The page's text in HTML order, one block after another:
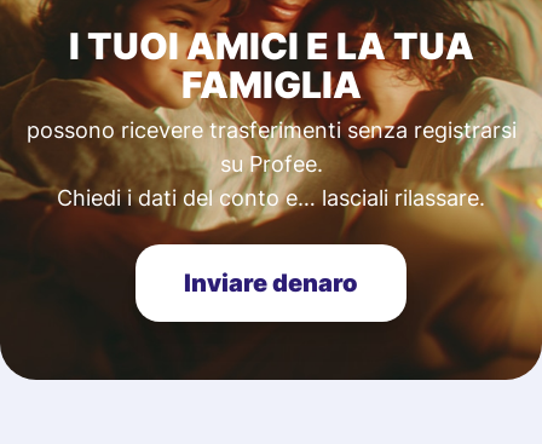
I TUOI AMICI E LA TUA
FAMIGLIA
possono ricevere trasferimenti senza registrarsi
su Profee.
Chiedi i dati del conto e… lasciali rilassare.
Inviare denaro